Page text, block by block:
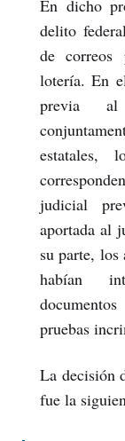
En dicho
delito
de correos
lotería. En
previa al
estatales,
judicial
aportada al
su parte, los
habían
pruebas
La decisión
fue la